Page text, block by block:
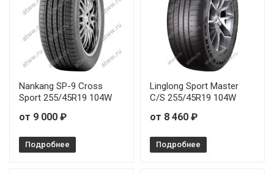
Nankang SP-9 Cross
Sport 255/45R19 104W
от 9 000 ₽
Подробнее
Linglong Sport Master
C/S 255/45R19 104W
от 8 460 ₽
Подробнее